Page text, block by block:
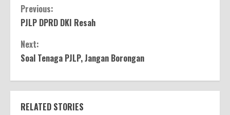
Continue
Reading
Previous:
PJLP DPRD DKI Resah
Next:
Soal Tenaga PJLP, Jangan Borongan
RELATED STORIES